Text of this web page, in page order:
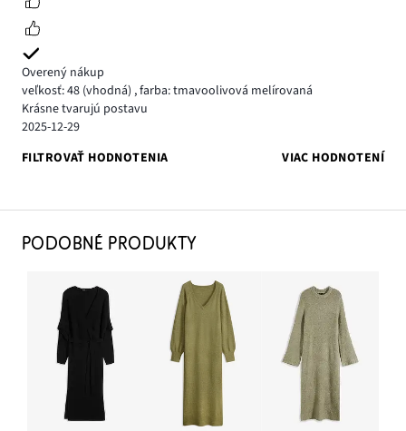
Overený nákup
veľkosť: 48 (vhodná) ,farba: tmavoolivová melírovaná
Krásne tvarujú postavu
2025-12-29
FILTROVAŤ HODNOTENIA
VIAC HODNOTENÍ
PODOBNÉ PRODUKTY